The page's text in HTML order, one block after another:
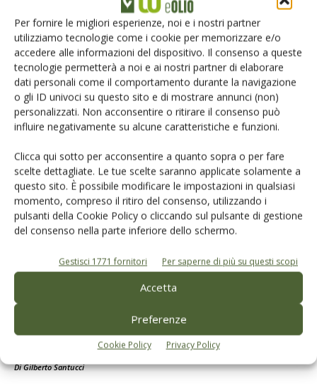
Per fornire le migliori esperienze, noi e i nostri partner
utilizziamo tecnologie come i cookie per memorizzare e/o
accedere alle informazioni del dispositivo. Il consenso a queste
tecnologie permetterà a noi e ai nostri partner di elaborare
dati personali come il comportamento durante la navigazione
o gli ID univoci su questo sito e di mostrare annunci (non)
personalizzati. Non acconsentire o ritirare il consenso può
influire negativamente su alcune caratteristiche e funzioni.
Clicca qui sotto per acconsentire a quanto sopra o per fare
scelte dettagliate. Le tue scelte saranno applicate solamente a
questo sito. È possibile modificare le impostazioni in qualsiasi
momento, compreso il ritiro del consenso, utilizzando i
pulsanti della Cookie Policy o cliccando sul pulsante di gestione
del consenso nella parte inferiore dello schermo.
Gestisci 1771 fornitori Per saperne di più su questi scopi
Accetta
Preferenze
Cookie Policy Privacy Policy
L'Esperto risponde
I consigli di Terra e Vita agli agricoltori
Cerca adesso
Dalla stessa categoria
Una Carta e un Marchio per le
Città dell’Olio
L'obiettivo è trasformare il turismo dell’olio in una esperienza di
comunità che coinvolge non solo la filiera della produzione ma
anche quella della ristorazione e dell’accoglienza.
DiGilberto Santucci